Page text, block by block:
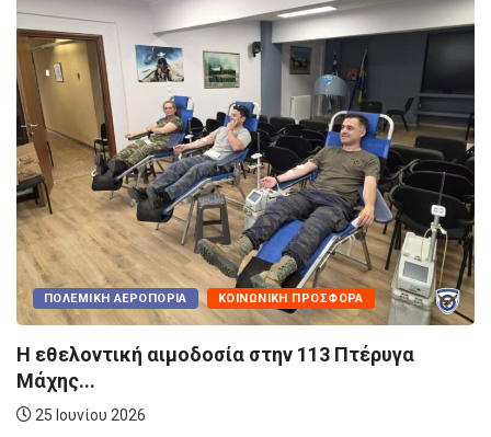
ΚΟΙΝΩΝΙΚΉ ΠΡΟΣΦΟΡΆ
στην 113 Πτέρυγα
ΠΟΛΕΜΙΚΉ
Σε τροχιά
Canadair...